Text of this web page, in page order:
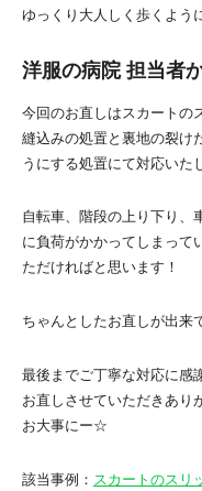
ゆっくり大人しく歩くよう
洋服の病院 担当者
今回のお直しはスカートの
縫込みの処置と裏地の裂け
うにする処置にて対応いた
自転車、階段の上り下り、
に負荷がかかってしまって
ただければと思います！
ちゃんとしたお直しが出来
最後までご丁寧な対応に感
お直しさせていただきあり
お大事にー☆
該当事例： スカートのスリ